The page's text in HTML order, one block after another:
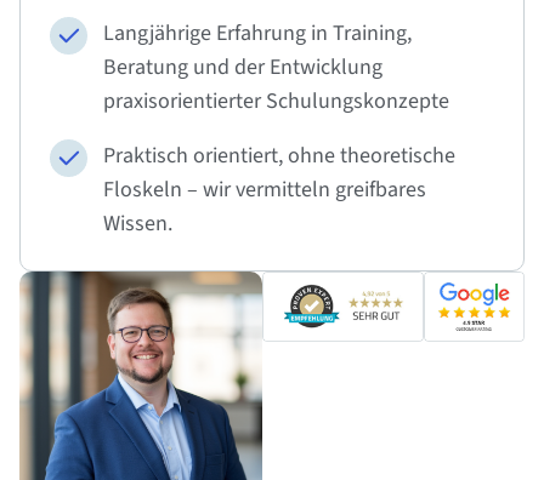
Langjährige Erfahrung in Training,
Beratung und der Entwicklung
praxisorientierter Schulungskonzepte
Praktisch orientiert, ohne theoretische
Floskeln – wir vermitteln greifbares
Wissen.